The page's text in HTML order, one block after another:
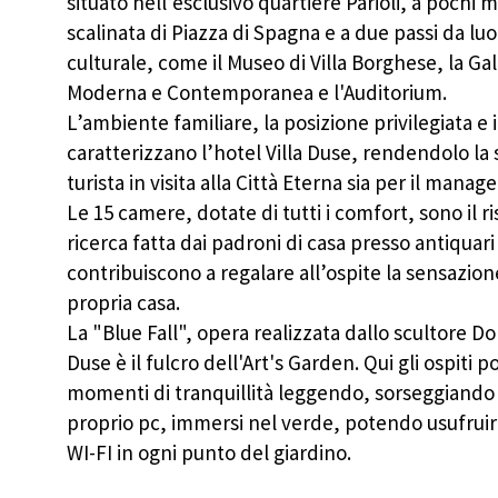
scalinata di Piazza di Spagna e a due passi da
culturale, come il Museo di Villa Borghese, la
Moderna e Contemporanea e l'Auditorium.
L’ambiente familiare, la posizione privilegiata e
caratterizzano l’hotel Villa Duse, rendendolo
turista in visita alla Città Eterna sia per il
Le 15 camere, dotate di tutti i comfort, sono il
ricerca fatta dai padroni di casa presso
contribuiscono a regalare all’ospite la
propria casa.
La "Blue Fall", opera realizzata dallo scultore
Duse è il fulcro dell'Art's Garden. Qui gli ospiti
momenti di tranquillità leggendo,
proprio pc, immersi nel verde, potendo
WI-FI in ogni punto del giardino.
interattive.
I suddetti trattamenti
terzi per i quali la
dell'attività della nostra
riservatezza. Il Titolare del
C.F. - P.IVA 0658980100
In relazione al trattamento
per comodità, Le riportiamo
Articolo 13 (Diritti
mediante accesso gratuito al
riguardarlo; b) di essere
titolare o del responsabile
se non ancora registrati, e
logica e delle finalità su cui
con intervallo non minore di
trattati in violazione di legge,
dati sono stati raccolti o
l'integrazione dei dati; 4)